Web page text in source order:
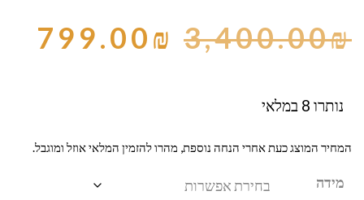
3,400.00₪
799.00₪
נותרו 8 במלאי
המחיר המוצג כעת אחרי הנחה נוספת, מהרו להזמין המלאי אוזל ומוגבל.
מידה